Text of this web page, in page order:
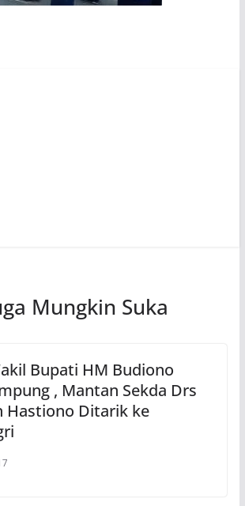
Mungkin Suka
Bupati HM Budiono
, Mantan Sekda Drs
Hastiono Ditarik ke